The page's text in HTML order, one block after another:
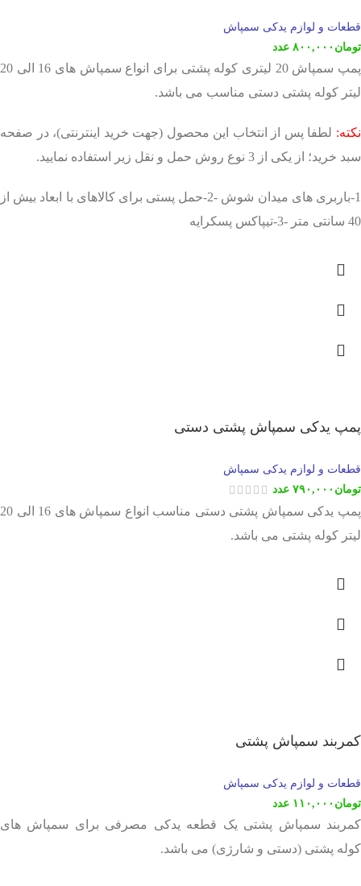
قطعات و لوازم یدکی سمپاش
تومان ۸۰۰,۰۰۰ عدد
پمپ سمپاش 20 لیتری کوله پشتی برای انواع سمپاش های 16 الی 20
لیتر کوله پشتی دستی مناسب می باشد.
نکته: لطفا پس از انتخاب این محصول (جهت خرید اینترنتی)، در صفحه
سبد خرید؛ از یکی از 3 نوع روش حمل و نقل زیر استفاده نمایید.
1-باربری های میدان شوش -2-حمل پستی برای کالاهای با ابعاد بیش از
40 سانتی متر -3-تیپاکس پسکرایه
پمپ یدکی سمپاش پشتی دستی
قطعات و لوازم یدکی سمپاش
تومان ۷۹۰,۰۰۰ عدد
پمپ یدکی سمپاش پشتی دستی مناسب انواع سمپاش های 16 الی 20
لیتر کوله پشتی می باشد.
کمربند سمپاش پشتی
قطعات و لوازم یدکی سمپاش
تومان ۱۱۰,۰۰۰ عدد
کمربند سمپاش پشتی یک قطعه یدکی مصرفی برای سمپاش های
کوله پشتی (دستی و شارژی) می باشد.